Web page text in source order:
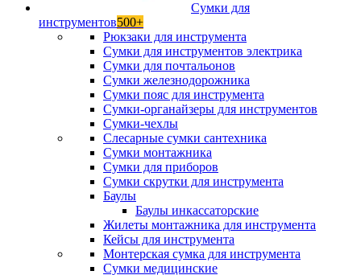
Сумки для
инструментов500+
Рюкзаки для инструмента
Сумки для инструментов электрика
Сумки для почтальонов
Сумки железнодорожника
Сумки пояс для инструмента
Сумки-органайзеры для инструментов
Сумки-чехлы
Слесарные сумки сантехника
Сумки монтажника
Сумки для приборов
Сумки скрутки для инструмента
Баулы
Баулы инкассаторские
Жилеты монтажника для инструмента
Кейсы для инструмента
Монтерская сумка для инструмента
Сумки медицинские